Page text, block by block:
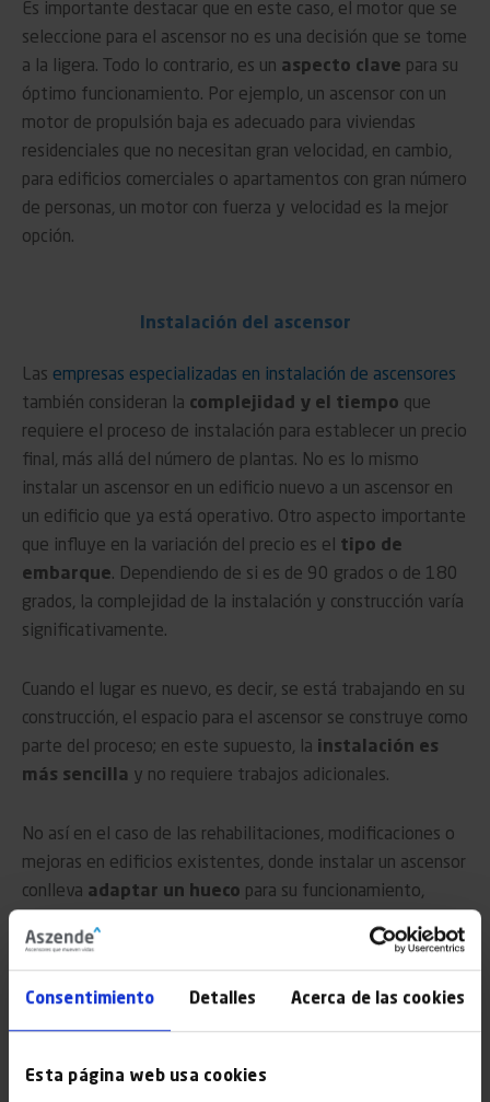
Consentimiento Detalles Acerca de las cookies
Esta página web usa cookies
Es importante destacar que en este caso, el motor que se
seleccione para el ascensor no es una decisión que se tome
a la ligera. Todo lo contrario, es un aspecto clave para su
óptimo funcionamiento. Por ejemplo, un ascensor con un
motor de propulsión baja es adecuado para viviendas
residenciales que no necesitan gran velocidad, en cambio,
para edificios comerciales o apartamentos con gran número
de personas, un motor con fuerza y velocidad es la mejor
opción.
Instalación del ascensor
Las empresas especializadas en instalación de ascensores
también consideran la complejidad y el tiempo que
requiere el proceso de instalación para establecer un precio
final, más allá del número de plantas. No es lo mismo
instalar un ascensor en un edificio nuevo a un ascensor en
un edificio que ya está operativo. Otro aspecto importante
que influye en la variación del precio es el tipo de
embarque. Dependiendo de si es de 90 grados o de 180
grados, la complejidad de la instalación y construcción varía
significativamente.
Cuando el lugar es nuevo, es decir, se está trabajando en su
construcción, el espacio para el ascensor se construye como
parte del proceso; en este supuesto, la instalación es
más sencilla y no requiere trabajos adicionales.
No así en el caso de las rehabilitaciones, modificaciones o
mejoras en edificios existentes, donde instalar un ascensor
conlleva adaptar un hueco para su funcionamiento,
considerable.
Lo mismo sucede con eltiempo de instalación . Cuando
el edificio ya cuenta con el espacio para el ascensor, no se
necesita mucho tiempo para habilitar el espacio. En cambio,